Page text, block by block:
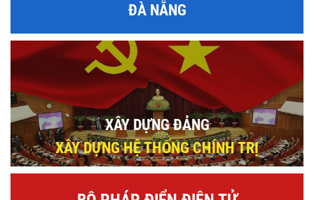
ĐÀ NẴNG
XÂY DỰNG ĐẢNG
XÂY DỰNG HỆ THỐNG CHÍNH TRỊ